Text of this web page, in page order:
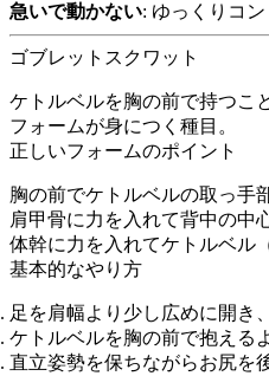
急いで動かない: ゆっくりコ
ゴブレットスクワット
ケトルベルを胸の前で持つこ
フォームが身につく種目。
正しいフォームのポイント
胸の前でケトルベルの取っ手
肩甲骨に力を入れて背中の中
体幹に力を入れてケトルベル
基本的なやり方
足を肩幅より少し広めに開き
ケトルベルを胸の前で抱える
直立姿勢を保ちながらお尻を